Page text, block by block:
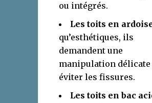
ou intégrés.
Les toits en
qu’esthétiques, ils
demandent une
manipulation
éviter les fissures.
Les toits en bac